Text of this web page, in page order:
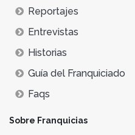
Reportajes
Entrevistas
Historias
Guía del Franquiciado
Faqs
Sobre Franquicias